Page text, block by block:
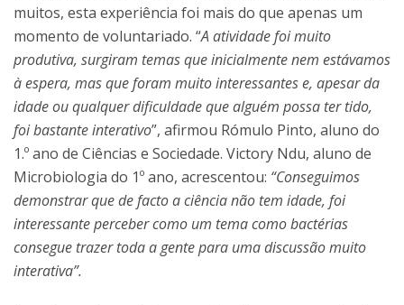
muitos, esta experiência foi mais do que apenas um
momento de voluntariado. “A atividade foi muito
produtiva, surgiram temas que inicialmente nem estávamos
à espera, mas que foram muito interessantes e, apesar da
idade ou qualquer dificuldade que alguém possa ter tido,
foi bastante interativo”, afirmou Rómulo Pinto, aluno do
1.º ano de Ciências e Sociedade. Victory Ndu, aluno de
Microbiologia do 1º ano, acrescentou: “Conseguimos
demonstrar que de facto a ciência não tem idade, foi
interessante perceber como um tema como bactérias
consegue trazer toda a gente para uma discussão muito
interativa”.